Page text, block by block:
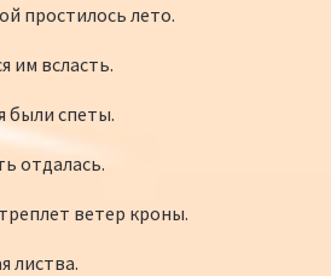
2017
победителей 2017
n
o
kl
as
sn
iki
p
y
Li
n
k
п
р
а
и
ть
простилось лето.
им всласть.
были спеты.
отдалась.
ветер кроны.
листва.